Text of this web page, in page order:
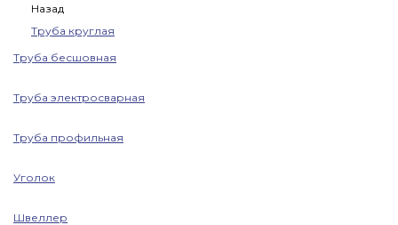
Назад
Труба круглая
Труба бесшовная
Труба электросварная
Труба профильная
Уголок
Швеллер